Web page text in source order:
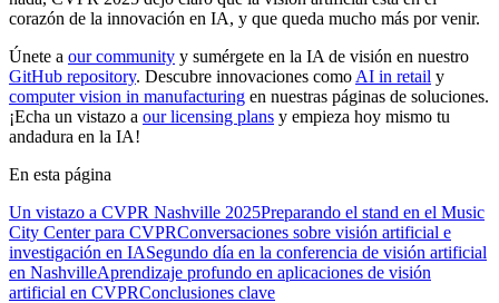
corazón de la innovación en IA, y que queda mucho más por venir.
Únete a our community y sumérgete en la IA de visión en nuestro
GitHub repository. Descubre innovaciones como AI in retail y
computer vision in manufacturing en nuestras páginas de soluciones.
¡Echa un vistazo a our licensing plans y empieza hoy mismo tu
andadura en la IA!
En esta página
Un vistazo a CVPR Nashville 2025Preparando el stand en el Music
City Center para CVPRConversaciones sobre visión artificial e
investigación en IASegundo día en la conferencia de visión artificial
en NashvilleAprendizaje profundo en aplicaciones de visión
artificial en CVPRConclusiones clave